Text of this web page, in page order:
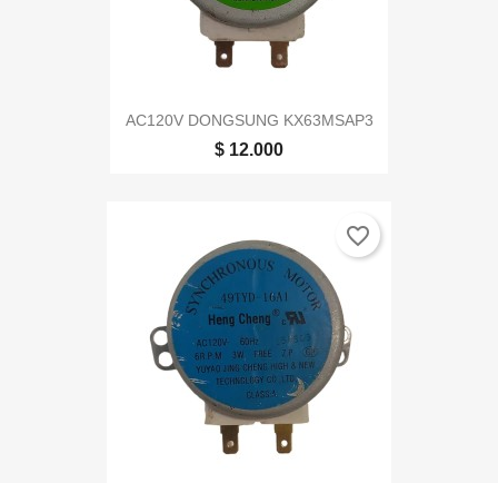
AC120V DONGSUNG KX63MSAP3
$ 12.000
favorite_border